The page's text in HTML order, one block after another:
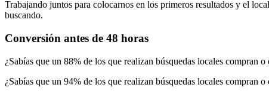
Trabajando juntos para colocarnos en los primeros resultados y el
buscando.
Conversión antes de 48 horas
¿Sabías que un 88% de los que realizan búsquedas locales compran
¿Sabías que un 94% de los que realizan búsquedas locales compran